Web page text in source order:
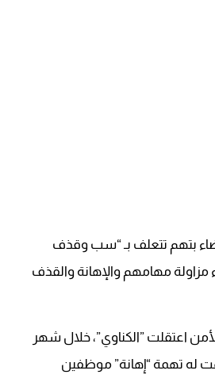
بتهم تتعلف بـ “سب وقذف
مهامهم والإهانة والقذف
اعتقلت ”الكناوي”، خلال شهر
له تهمة “إهانة” موظفين